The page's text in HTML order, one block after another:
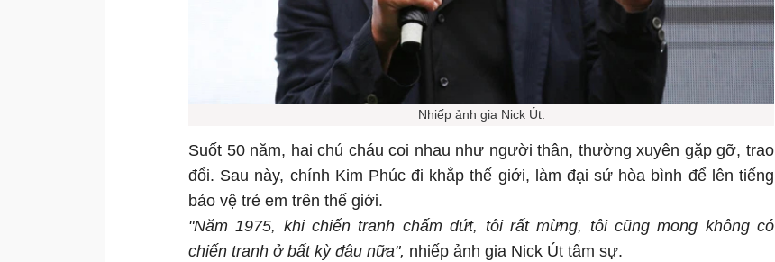
Nhiếp ảnh gia Nick Út.
Suốt 50 năm, hai chú cháu coi nhau như người thân, thường xuyên gặp gỡ, trao
đổi. Sau này, chính Kim Phúc đi khắp thế giới, làm đại sứ hòa bình để lên tiếng
bảo vệ trẻ em trên thế giới.
"Năm 1975, khi chiến tranh chấm dứt, tôi rất mừng, tôi cũng mong không có
chiến tranh ở bất kỳ đâu nữa", nhiếp ảnh gia Nick Út tâm sự.